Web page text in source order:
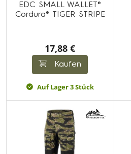
EDC SMALL WALLET®
Cordura® TIGER STRIPE
17,88 €
Kaufen
Auf Lager 3 Stück